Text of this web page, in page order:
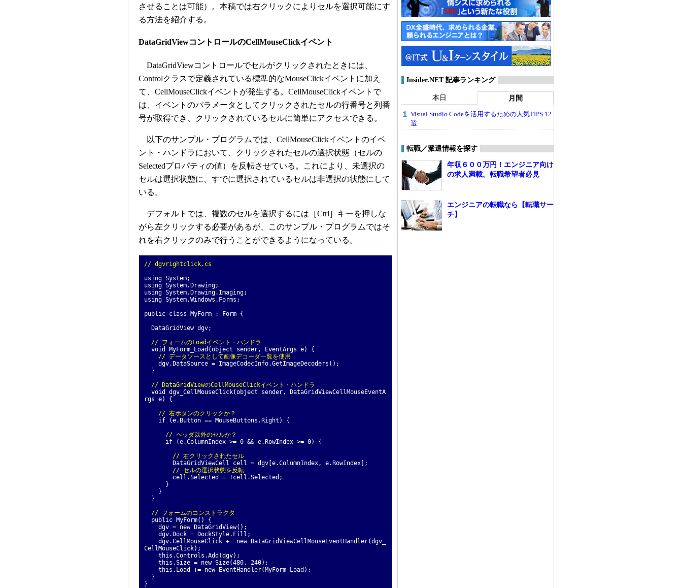
させることは可能）。本稿では右クリックによりセルを選択可能にす
る方法を紹介する。
DataGridViewコントロールのCellMouseClickイベント
DataGridViewコントロールでセルがクリックされたときには、
Controlクラスで定義されている標準的なMouseClickイベントに加え
て、CellMouseClickイベントが発生する。CellMouseClickイベントで
は、イベントのパラメータとしてクリックされたセルの行番号と列番
号が取得でき、クリックされているセルに簡単にアクセスできる。
以下のサンプル・プログラムでは、CellMouseClickイベントのイベ
ント・ハンドラにおいて、クリックされたセルの選択状態（セルの
Selectedプロパティの値）を反転させている。これにより、未選択の
セルは選択状態に、すでに選択されているセルは非選択の状態にして
いる。
デフォルトでは、複数のセルを選択するには［Ctrl］キーを押しな
がら左クリックする必要があるが、このサンプル・プログラムではそ
れを右クリックのみで行うことができるようになっている。
// dgvrightclick.cs
using System;
using System.Drawing;
using System.Drawing.Imaging;
using System.Windows.Forms;
public class MyForm : Form {
DataGridView dgv;
// フォームのLoadイベント・ハンドラ
void MyForm_Load(object sender, EventArgs e) {
// データソースとして画像デコーダ一覧を使用
dgv.DataSource = ImageCodecInfo.GetImageDecoders();
}
// DataGridViewのCellMouseClickイベント・ハンドラ
void dgv_CellMouseClick(object sender, DataGridViewCellMouseEventA
rgs e) {
// 右ボタンのクリックか？
if (e.Button == MouseButtons.Right) {
// ヘッダ以外のセルか？
if (e.ColumnIndex >= 0 && e.RowIndex >= 0) {
// 右クリックされたセル
DataGridViewCell cell = dgv[e.ColumnIndex, e.RowIndex];
// セルの選択状態を反転
cell.Selected = !cell.Selected;
}
}
}
// フォームのコンストラクタ
public MyForm() {
dgv = new DataGridView();
dgv.Dock = DockStyle.Fill;
dgv.CellMouseClick += new DataGridViewCellMouseEventHandler(dgv_
CellMouseClick);
this.Controls.Add(dgv);
this.Size = new Size(480, 240);
this.Load += new EventHandler(MyForm_Load);
}
}
Insider.NET 記事ランキング
本日 月間
Visual Studio Codeを活用するための人気TIPS 12
選
転職／派遣情報を探す
年収６００万円！エンジニア向け
の求人満載。転職希望者必見
エンジニアの転職なら【転職サー
チ】